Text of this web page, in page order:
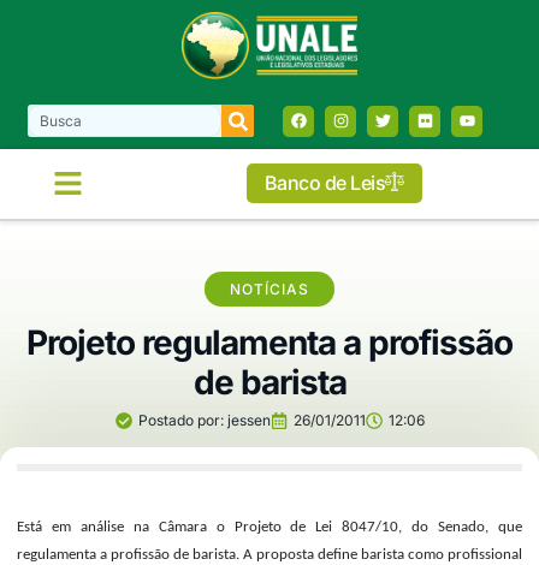
Banco de Leis
NOTÍCIAS
Projeto regulamenta a profissão
de barista
Postado por:jessen 26/01/2011 12:06
Está em análise na Câmara o Projeto de Lei 8047/10, do Senado, que
regulamenta a profissão de barista. A proposta define barista como profissional